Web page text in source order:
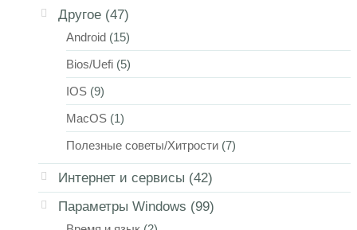
Другое (47)
Android (15)
Bios/Uefi (5)
IOS (9)
MacOS (1)
Полезные советы/Хитрости (7)
Интернет и сервисы (42)
Параметры Windows (99)